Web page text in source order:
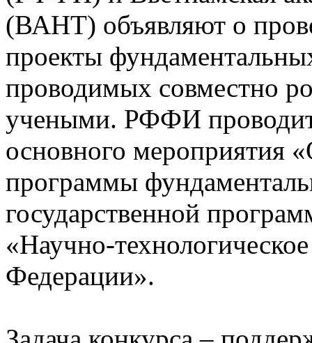
(ВАНТ) объявляют о
проекты
проводимых совместно
учеными. РФФИ проводит
основного мероприятия
программы
государственной
«Научно-
Федерации».